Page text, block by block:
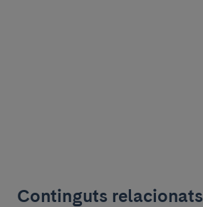
Continguts relacionats